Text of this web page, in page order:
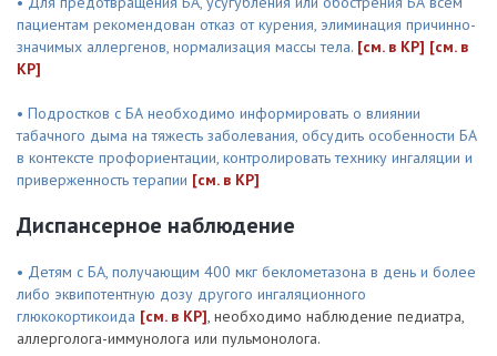
пациентам рекомендован отказ от курения, элиминация причинно-
значимых аллергенов, нормализация массы тела. [см. в КР] [см. в
КР]
• Подростков с БА необходимо информировать о влиянии
табачного дыма на тяжесть заболевания, обсудить особенности БА
в контексте профориентации, контролировать технику ингаляции и
приверженность терапии [см. в КР]
Диспансерное наблюдение
• Детям с БА, получающим 400 мкг беклометазона в день и более
либо эквипотентную дозу другого ингаляционного
глюкокортикоида [см. в КР], необходимо наблюдение педиатра,
аллерголога-иммунолога или пульмонолога.